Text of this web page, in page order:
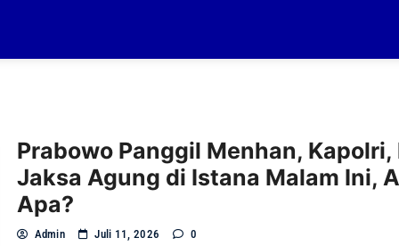
Prabowo Panggil Menhan, Kapolri,
Jaksa Agung di Istana Malam Ini,
Apa?
Admin Juli 11, 2026 0